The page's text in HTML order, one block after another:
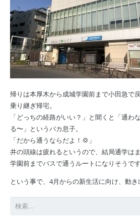
帰りは本厚木から成城学園前まで小田急で
乗り継ぎ帰宅。
「どっちの経路がいい？」と聞くと「通わ
る〜」というバカ息子。
「だから通うならだよ！💢」
井の頭線は疲れるというので、結局通学は
学園前までバスで通うルートになりそうです
という事で、4月からの新生活に向け、動き